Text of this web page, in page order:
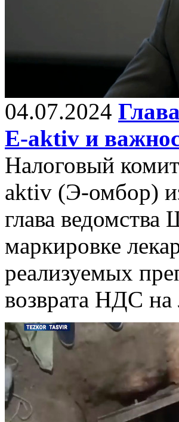
04.07.2024
E-aktiv и
Налоговый
aktiv (Э-омбор)
глава
маркировке
реализуемых
возврата НДС на